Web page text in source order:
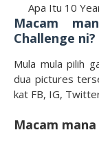
Apa Itu 10
Macam
Challenge ni?
Mula mula pilih
dua pictures
kat FB, IG,
Macam